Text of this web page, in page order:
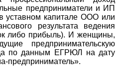
предприниматели и ИП
уставном капитале ООО или
результата ведения
либо прибыль). И женщины,
предпринимательскую
по данным ЕГРЮЛ на дату
предприниматель».